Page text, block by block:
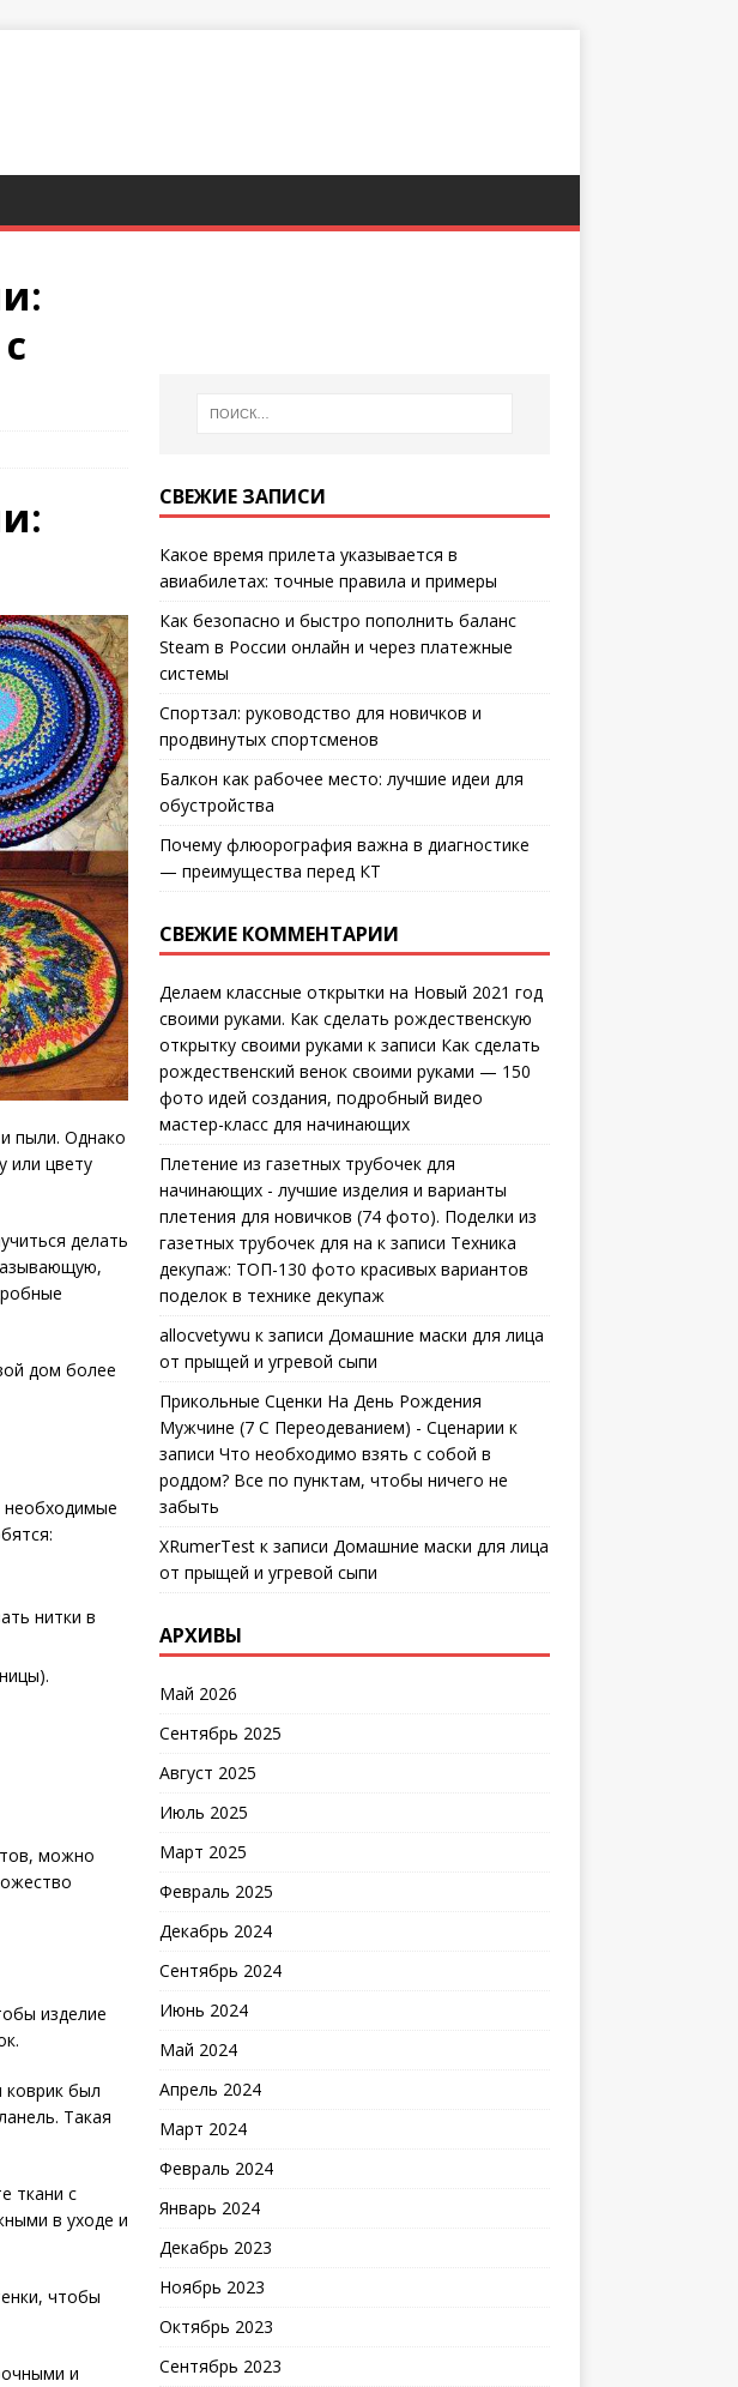
пыли. Однако
или цвету
делать
дом более
необходимые
нитки в
можно
изделие
был
Такая
ткани с
в уходе и
чтобы
и
СВЕЖИЕ ЗАПИСИ
Какое время прилета указывается в
авиабилетах: точные правила и примеры
Как безопасно и быстро пополнить баланс
Steam в России онлайн и через платежные
системы
Спортзал: руководство для новичков и
продвинутых спортсменов
Балкон как рабочее место: лучшие идеи для
обустройства
Почему флюорография важна в диагностике
— преимущества перед КТ
СВЕЖИЕ КОММЕНТАРИИ
Делаем классные открытки на Новый 2021 год
своими руками. Как сделать рождественскую
открытку своими руками к записи Как сделать
рождественский венок своими руками — 150
фото идей создания, подробный видео
мастер-класс для начинающих
Плетение из газетных трубочек для
начинающих - лучшие изделия и варианты
плетения для новичков (74 фото). Поделки из
газетных трубочек для на к записи Техника
декупаж: ТОП-130 фото красивых вариантов
поделок в технике декупаж
allocvetywu к записи Домашние маски для лица
от прыщей и угревой сыпи
Прикольные Сценки На День Рождения
Мужчине (7 С Переодеванием) - Сценарии к
записи Что необходимо взять с собой в
роддом? Все по пунктам, чтобы ничего не
забыть
XRumerTestк записи Домашние маски для лица
от прыщей и угревой сыпи
АРХИВЫ
Май 2026
Сентябрь 2025
Август 2025
Июль 2025
Март 2025
Февраль 2025
Декабрь 2024
Сентябрь 2024
Июнь 2024
Май 2024
Апрель 2024
Март 2024
Февраль 2024
Январь 2024
Декабрь 2023
Ноябрь 2023
Октябрь 2023
Сентябрь 2023